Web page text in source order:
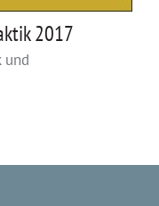
2017
und